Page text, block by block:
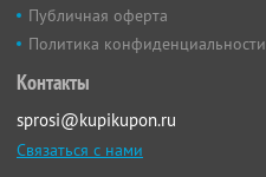
Публичная оферта
Политика конфиденциальности
Контакты
sprosi@kupikupon.ru
Связаться с нами